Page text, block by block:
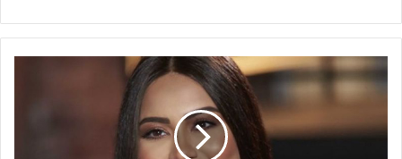
شيرين
عبد
الوهاب
موقف